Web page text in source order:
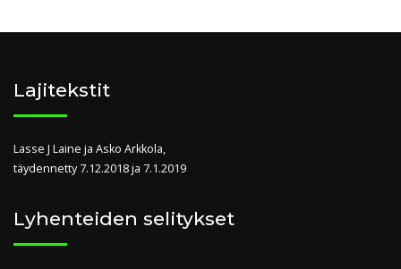
Lajitekstit
Lasse J Laine ja Asko Arkkola,
täydennetty 7.12.2018 ja 7.1.2019
Lyhenteiden selitykset